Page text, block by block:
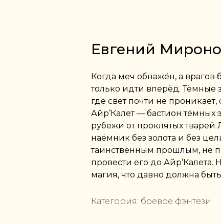
Евгений
Когда меч обнажён, а врагов
только идти вперёд. Тёмные
где свет почти не
Айр’Калет — бастион
рубежи от проклятых
наёмник без золота и без
таинственным прошлым, не
провести его до Айр’Калета.
магия, что давно должна быть
Категория: боевое фэнтези